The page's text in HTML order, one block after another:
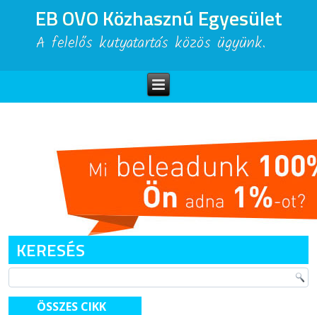
EB OVO Közhasznú Egyesület
A felelős kutyatartás közös ügyünk.
KERESÉS
ÖSSZES CIKK